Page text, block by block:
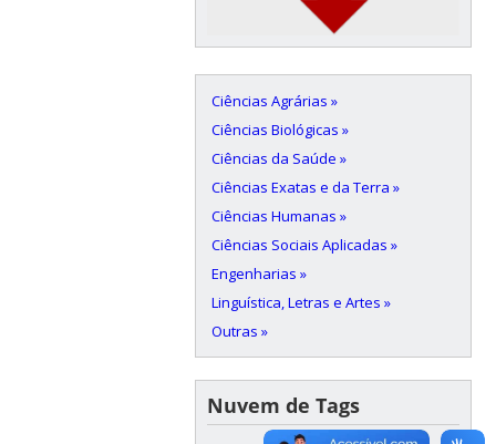
Ciências Agrárias »
Ciências Biológicas »
Ciências da Saúde »
Ciências Exatas e da Terra »
Ciências Humanas »
Ciências Sociais Aplicadas »
Engenharias »
Linguística, Letras e Artes »
Outras »
Nuvem de Tags